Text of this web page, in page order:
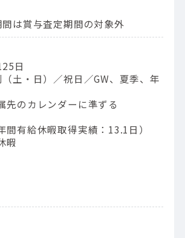
は賞与査定期間の対象外
日
土・日）／祝日／GW、夏季、年
先のカレンダーに準ずる
間有給休暇取得実績：13.1日）
暇